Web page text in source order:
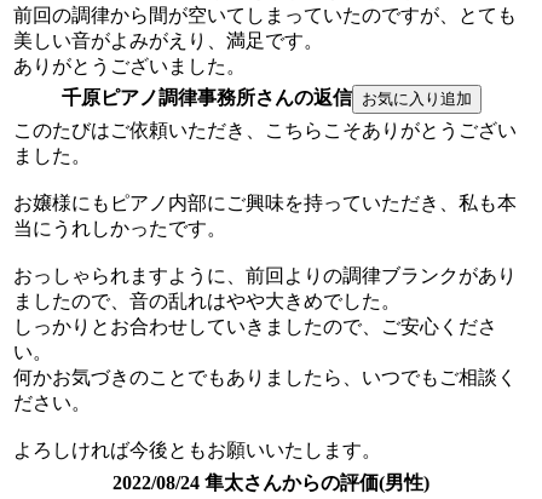
前回の調律から間が空いてしまっていたのですが、とても
美しい音がよみがえり、満足です。
ありがとうございました。
千原ピアノ調律事務所さんの返信
このたびはご依頼いただき、こちらこそありがとうござい
ました。
お嬢様にもピアノ内部にご興味を持っていただき、私も本
当にうれしかったです。
おっしゃられますように、前回よりの調律ブランクがあり
ましたので、音の乱れはやや大きめでした。
しっかりとお合わせしていきましたので、ご安心くださ
い。
何かお気づきのことでもありましたら、いつでもご相談く
ださい。
よろしければ今後ともお願いいたします。
2022/08/24 隼太さんからの評価(男性)